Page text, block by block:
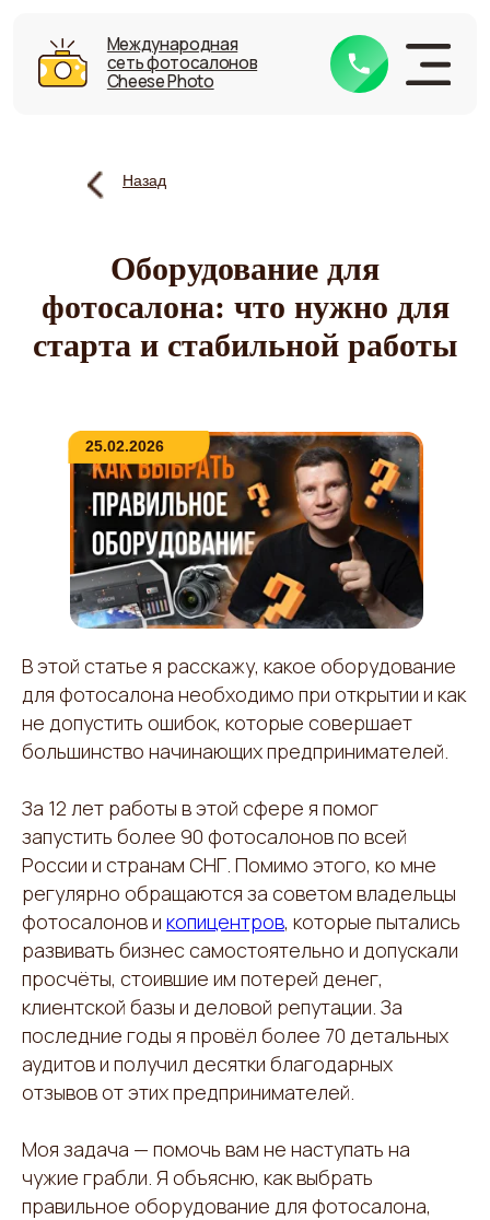
Международная
сеть фотосалонов
Cheese Photo
Международная
сеть фотосалонов
Cheese Photo
Позвонить
Стоимость
Тест-драйв
Блог
Назад
Оборудование для
фотосалона: что нужно для
старта и стабильной работы
25.02.2026
В этой статье я расскажу, какое оборудование
для фотосалона необходимо при открытии и как
не допустить ошибок, которые совершает
большинство начинающих предпринимателей.
За 12 лет работы в этой сфере я помог
запустить более 90 фотосалонов по всей
России и странам СНГ. Помимо этого, ко мне
регулярно обращаются за советом владельцы
фотосалонов и копицентров, которые пытались
развивать бизнес самостоятельно и допускали
просчёты, стоившие им потерей денег,
клиентской базы и деловой репутации. За
последние годы я провёл более 70 детальных
аудитов и получил десятки благодарных
отзывов от этих предпринимателей.
Моя задача — помочь вам не наступать на
чужие грабли. Я объясню, как выбрать
правильное оборудование для фотосалона,